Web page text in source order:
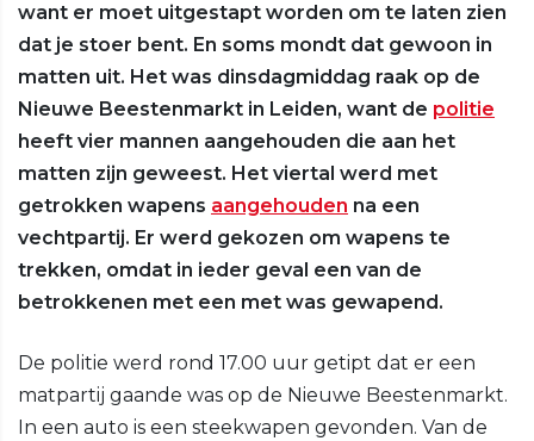
want er moet uitgestapt worden om te laten zien
dat je stoer bent. En soms mondt dat gewoon in
matten uit. Het was dinsdagmiddag raak op de
Nieuwe Beestenmarkt in Leiden, want de politie
heeft vier mannen aangehouden die aan het
matten zijn geweest. Het viertal werd met
getrokken wapens aangehouden na een
vechtpartij. Er werd gekozen om wapens te
trekken, omdat in ieder geval een van de
betrokkenen met een met was gewapend.
De politie werd rond 17.00 uur getipt dat er een
matpartij gaande was op de Nieuwe Beestenmarkt.
In een auto is een steekwapen gevonden. Van de